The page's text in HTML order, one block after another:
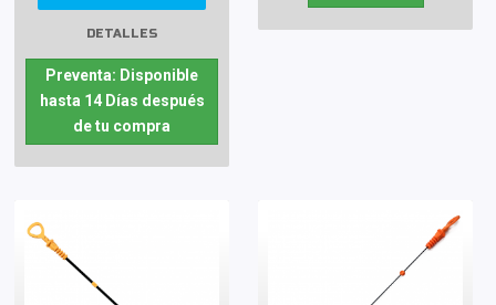
DETALLES
Preventa: Disponible
hasta 14 Días después
de tu compra